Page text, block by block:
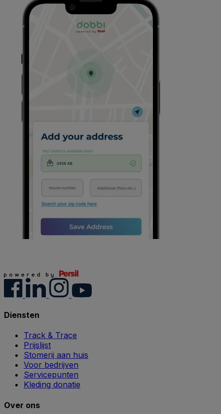
Diensten
Track & Trace
Prijslijst
Stomerij aan huis
Voor bedrijven
Servicepunten
Kleding donatie
Over ons